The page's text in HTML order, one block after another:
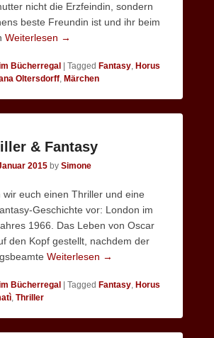
nicht die Erzfeindin, sondern
beste Freundin ist und ihr beim
Weiterlesen →
Bücherregal Tagged Fantasy, Horus
Oltersdorff, Märchen
& Fantasy
2015 by Simone
wir euch einen Thriller und eine
Geschichte vor: London im
1966. Das Leben von Oscar
den Kopf gestellt, nachdem der
Weiterlesen →
Bücherregal Tagged Fantasy, Horus
, Thriller